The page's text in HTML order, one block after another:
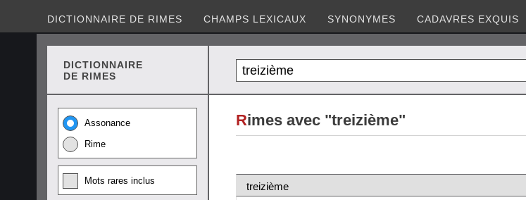
DICTIONNAIRE DE RIMES CHAMPS LEXICAUX SYNONYMES CADAVRES EXQUIS
DICTIONNAIRE
DE RIMES
Assonance
Rime
Mots rares inclus
Rimes avec "treizième"
treizième